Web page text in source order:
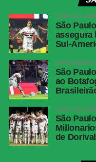
Junior
Jogo: Junior
Competição
:
de ida da final)
Data e hora
: 2 de junho
(de Brasília)
Local : Estádio
Barranquilla (COL)
FICHA TÉCNIA
Palmeiras 4 x 1
COPA SUL-
São
assegura
Sul-
BRASILEIRÃO
São
ao
COPA SUL-
São
de